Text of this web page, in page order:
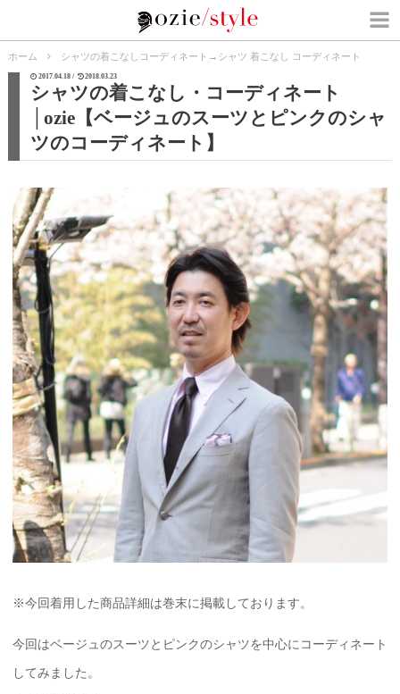
ホーム シャツの着こなしコーディネート → シャツ 着こなし コーディネート
2017.04.18 / 2018.03.23
シャツの着こなし・コーディネート
│ozie【ベージュのスーツとピンクのシャ
ツのコーディネート】
※今回着用した商品詳細は巻末に掲載しております。
今回はベージュのスーツとピンクのシャツを中心にコーディネート
してみました。